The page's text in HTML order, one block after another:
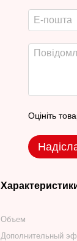
Оцініть
Объем
Дополнительный